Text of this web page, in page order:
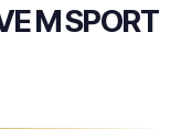
M SPORT